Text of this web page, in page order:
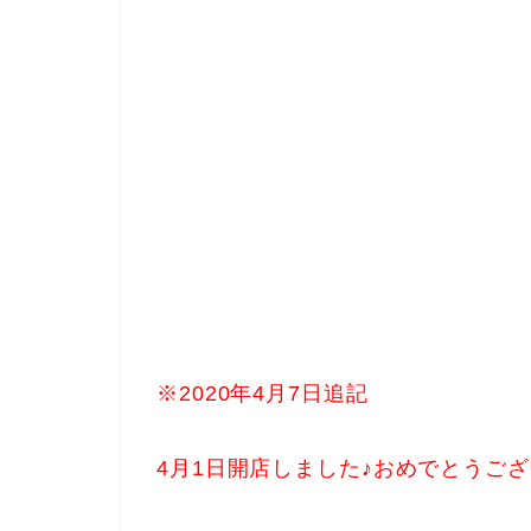
※2020年4月7日追記
4月1日開店しました♪おめでとうござ